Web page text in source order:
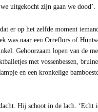
uitgekocht zijn gaan we dood’.
er op het zelfde moment
was naar een Orreflors of
Gehoorzaam lopen van de
met vossenbessen,
en een kronkelige
Hij schoot in de lach. ‘Echt